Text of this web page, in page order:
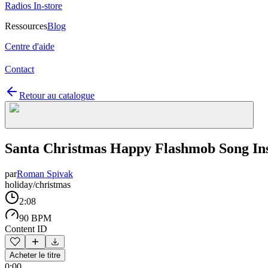
Radios In-store
RessourcesBlog
Centre d'aide
Contact
Retour au catalogue
Santa Christmas Happy Flashmob Song
parRoman Spivak
holiday/christmas
2:08
90 BPM
Content ID
Acheter le titre